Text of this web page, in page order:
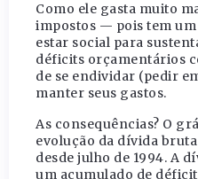
Como ele gasta muito
impostos — pois tem
estar social para
déficits orçamentários
de se endividar (pedir
manter seus gastos.
As consequências? O
evolução da dívida
desde julho de 1994. A
um acumulado de